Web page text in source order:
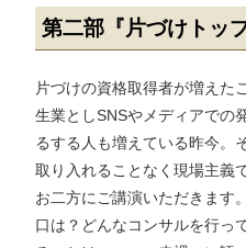
第二部『片づけトッ
片づけの資格取得者が増えた
生業としSNSやメディアでの
るする人も増えている昨今。
取り入れることなく現場主義
お二方にご講演いただきます
口は？どんなコンサルを行っ